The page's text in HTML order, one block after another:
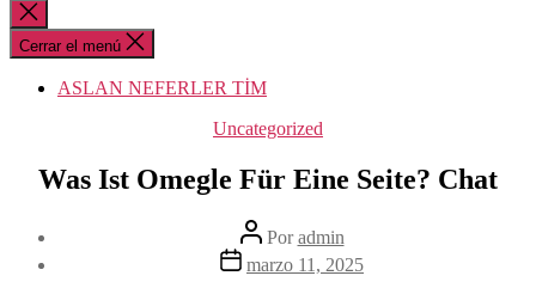
Cerrar
la
búsqueda
Cerrar el menú
ASLAN NEFERLER TİM
Categorías
Uncategorized
Was Ist Omegle Für Eine Seite? Chat
Autor
de
la
Poradmin
Fechamarzo 11, 2025